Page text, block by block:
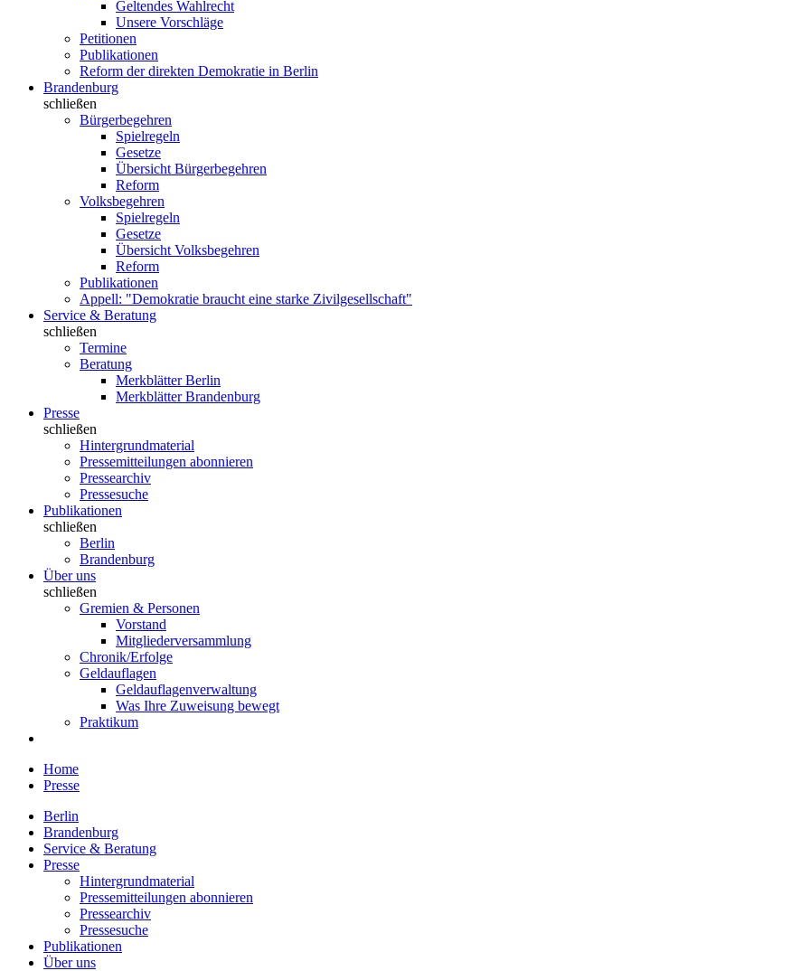
Geltendes Wahlrecht
Unsere Vorschläge
Petitionen
Publikationen
Reform der direkten Demokratie in Berlin
Brandenburg
schließen
Bürgerbegehren
Spielregeln
Gesetze
Übersicht Bürgerbegehren
Reform
Volksbegehren
Spielregeln
Gesetze
Übersicht Volksbegehren
Reform
Publikationen
Appell: "Demokratie braucht eine starke Zivilgesellschaft"
Service & Beratung
schließen
Termine
Beratung
Merkblätter Berlin
Merkblätter Brandenburg
Presse
schließen
Hintergrundmaterial
Pressemitteilungen abonnieren
Pressearchiv
Pressesuche
Publikationen
schließen
Berlin
Brandenburg
Über uns
schließen
Gremien & Personen
Vorstand
Mitgliederversammlung
Chronik/Erfolge
Geldauflagen
Geldauflagenverwaltung
Was Ihre Zuweisung bewegt
Praktikum
Home
Presse
Berlin
Brandenburg
Service & Beratung
Presse
Hintergrundmaterial
Pressemitteilungen abonnieren
Pressearchiv
Pressesuche
Publikationen
Über uns